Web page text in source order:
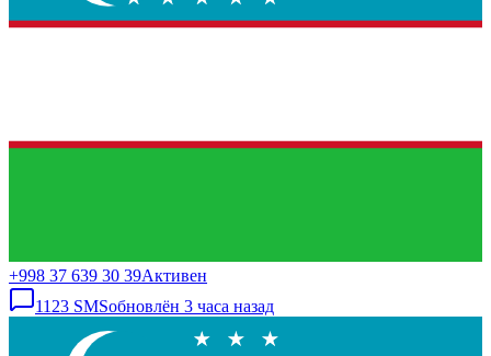
+998 37 639 30 39Активен
1123 SMSобновлён 3 часа назад